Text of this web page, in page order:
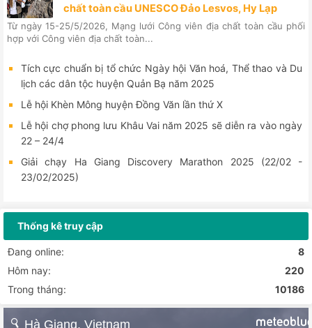
chất toàn cầu UNESCO Đảo Lesvos, Hy Lạp
Từ ngày 15-25/5/2026, Mạng lưới Công viên địa chất toàn cầu phối
hợp với Công viên địa chất toàn...
Tích cực chuẩn bị tổ chức Ngày hội Văn hoá, Thể thao và Du
lịch các dân tộc huyện Quản Bạ năm 2025
Lễ hội Khèn Mông huyện Đồng Văn lần thứ X
Lễ hội chợ phong lưu Khâu Vai năm 2025 sẽ diễn ra vào ngày
22 – 24/4
Giải chạy Ha Giang Discovery Marathon 2025 (22/02 -
23/02/2025)
Thống kê truy cập
Đang online:
8
Hôm nay:
220
Trong tháng:
10186